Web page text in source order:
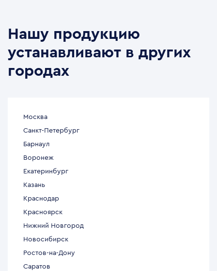
Нашу продукцию
устанавливают в других
городах
Москва
Санкт-Петербург
Барнаул
Воронеж
Екатеринбург
Казань
Краснодар
Красноярск
Нижний Новгород
Новосибирск
Ростов-на-Дону
Саратов